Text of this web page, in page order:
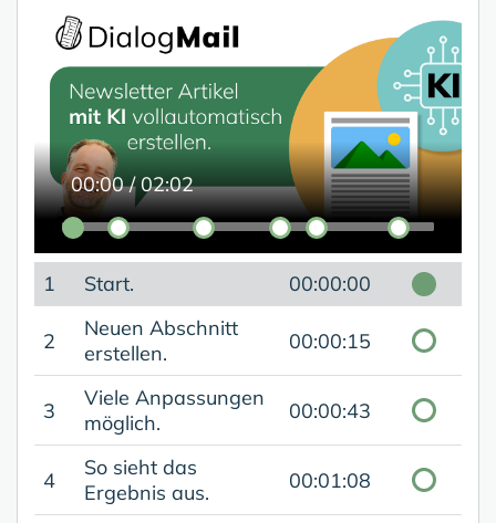
00:00 /02:02
1 Start. 00:00:00
2
Neuen Abschnitt
erstellen.
00:00:15
3
Viele Anpassungen
möglich.
00:00:43
4
So sieht das
Ergebnis aus.
00:01:08